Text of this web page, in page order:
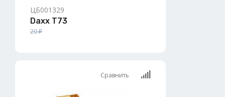
ЦБ001329
Daxx T73
20 ₽
Сравнить